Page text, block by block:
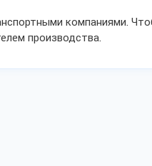
компаниями.
производства.